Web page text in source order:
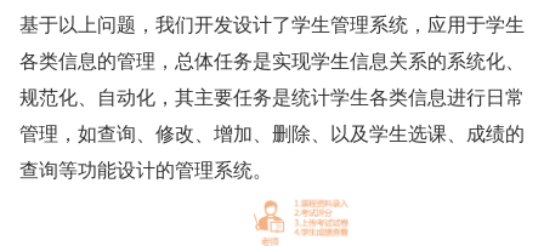
基于以上问题，我们开发设计了学生管理系统，应用于学生
各类信息的管理，总体任务是实现学生信息关系的系统化、
规范化、自动化，其主要任务是统计学生各类信息进行日常
管理，如查询、修改、增加、删除、以及学生选课、成绩的
查询等功能设计的管理系统。